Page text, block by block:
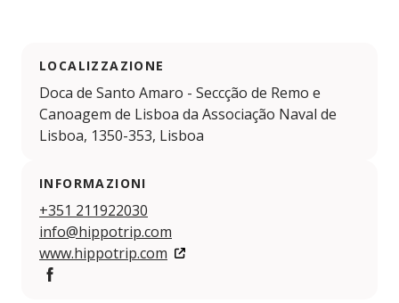
LOCALIZZAZIONE
Doca de Santo Amaro - Seccção de Remo e
Canoagem de Lisboa da Associação Naval de
Lisboa, 1350-353, Lisboa
INFORMAZIONI
+351 211922030
info@hippotrip.com
www.hippotrip.com